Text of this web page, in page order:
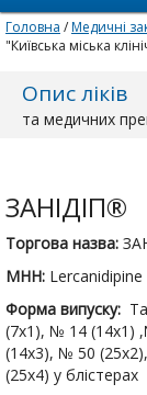
Головна /Медичні
"Київська міська
Опис ліків
та медичних
ЗАНІДІП®
Торгова назва:
МНН: Lercanidipine
Форма випуску:
(7х1), № 14 (14х1)
(14х3), № 50
(25х4) у блістерах